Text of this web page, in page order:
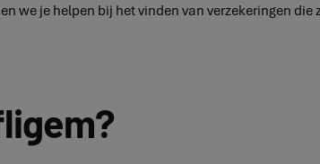
we je helpen bij het vinden van verzekeringen